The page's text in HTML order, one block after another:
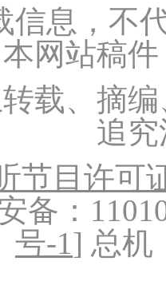
信息，不
本网站稿
载、摘
追
节目许可
备：
号-1] 总机